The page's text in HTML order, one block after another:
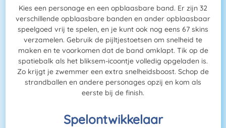
Kies een personage en een opblaasbare band. Er zijn 32
verschillende opblaasbare banden en ander opblaasbaar
speelgoed vrij te spelen, en je kunt ook nog eens 67 skins
verzamelen. Gebruik de pijltjestoetsen om snelheid te
maken en te voorkomen dat de band omklapt. Tik op de
spatiebalk als het bliksem-icoontje volledig opgeladen is.
Zo krijgt je zwemmer een extra snelheidsboost. Schop de
strandballen en andere personages opzij en kom als
eerste bij de finish.
Spelontwikkelaar